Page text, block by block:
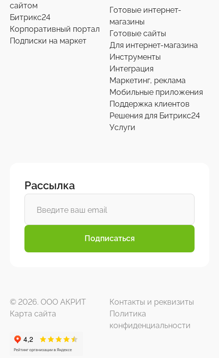
сайтом
Битрикс24
Корпоративный портал
Подписки на маркет
Готовые интернет-
магазины
Готовые сайты
Для интернет-магазина
Инструменты
Интеграция
Маркетинг, реклама
Мобильные приложения
Поддержка клиентов
Решения для Битрикс24
Услуги
Рассылка
Подписаться
© 2026. ООО АКРИТ
Контакты и реквизиты
Карта сайта
Политика
конфиденциальности